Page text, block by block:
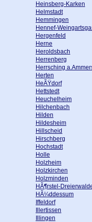
Heinsberg-Karken
Helmstadt
Hemmingen
Hennef-
Hergenfeld
Herne
Heroldsbach
Herrenberg
Herrsching
Herten
HeÃŸdorf
Hettstedt
Heuchelheim
Hilchenbach
Hilden
Hildesheim
Hillscheid
Hirschberg
Hochstadt
Holle
Holzheim
Holzkirchen
Holzminden
HÃ¶rstel-
HÃ¼ddessum
Iffeldorf
Illertissen
Illingen